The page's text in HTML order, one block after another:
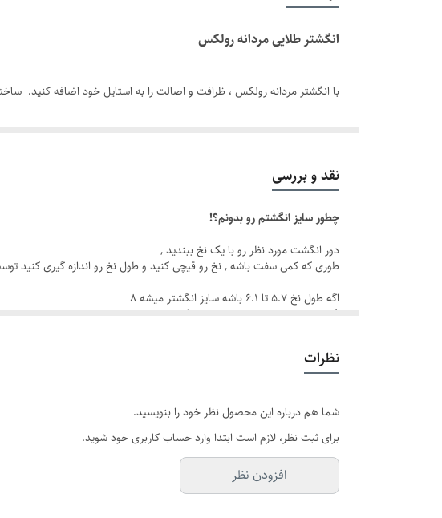
انگشتر طلایی مردانه رولکس
با انگشتر مردانه رولکس ، ظرافت و اصالت را به استایل خود اضافه کنید.
طراحی مینیمال و مدرن، آن را به گزینه‌ای ایده‌آل برای استفاده روزمره یا
همراه داشته باشد.
همین حالا با خرید این اکسسوری مردانه شیک با قیمت مناسب از مجموعه آفرند
باشد.
نقد و بررسی
چطور سایز انگشتم رو بدونم؟!
دور انگشت مورد نظر رو با یک نخ ببندید ,
طوری که کمی سفت باشه , نخ رو قیچی کنید و طول نخ رو اندازه گیری کنید
اگه طول نخ ۵.۷ تا ۶.۱ باشه سایز انگشتر میشه ۸
اگه طول نخ ۶.۲ تا ۶.۶ باشه سایز انگشتر میشه ۹
اگه طول نخ ۷.۶ تا ۸ باشه سایز انگشتر میشه ۱۲
نظرات
شما هم درباره این محصول نظر خود را بنویسید.
برای ثبت نظر، لازم است ابتدا وارد حساب کاربری خود شوید.
افزودن نظر